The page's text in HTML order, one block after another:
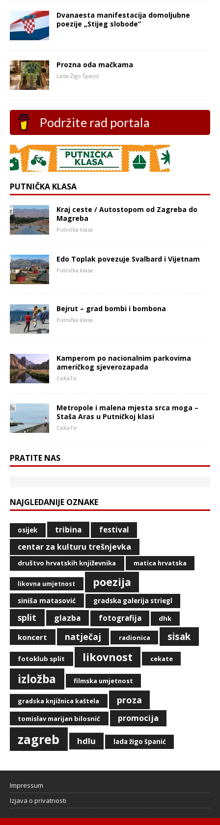
Dvanaesta manifestacija domoljubne
poezije „Stijeg slobode”
Prozna oda mačkama
Lada Žigo Španić
Podržite rad portala
PUTNIČKA KLASA
Kraj ceste / Autostopom od Zagreba do
Magreba
Putnička klasa
Edo Toplak povezuje Svalbard i Vijetnam
Putnička klasa
Bejrut – grad bombi i bombona
Putnička klasa
Kamperom po nacionalnim parkovima
američkog sjeverozapada
CeKaTe
Metropole i malena mjesta srca moga –
Staša Aras u Putničkoj klasi
CeKaTe
PRATITE NAS
NAJGLEDANIJE OZNAKE
osijek tribina festival
centar za kulturu trešnjevka
društvo hrvatskih književnika matica hrvatska
likovna umjetnost poezija
siniša matasović gradska galerija striegl
split glazba fotografija dhk
koncert natječaj radionica sisak
fotoklub split likovnost cekate
izložba filmska umjetnost
gradska knjižnica kaštela proza
tomislav marijan bilosnić promocija
zagreb hdlu lada žigo španić
Impressum
Izjava o privatnosti